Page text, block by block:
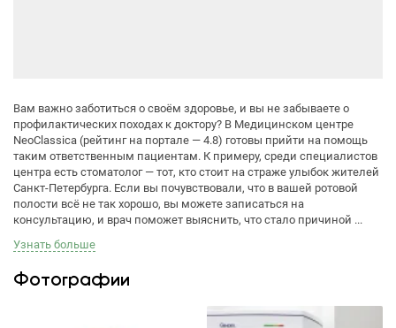
Вам важно заботиться о своём здоровье, и вы не забываете о
профилактических походах к доктору? В Медицинском центре
NeoClassica (рейтинг на портале — 4.8) готовы прийти на помощь
таким ответственным пациентам. К примеру, среди специалистов
центра есть стоматолог — тот, кто стоит на страже улыбок жителей
Санкт-Петербурга. Если вы почувствовали, что в вашей ротовой
полости всё не так хорошо, вы можете записаться на
консультацию, и врач поможет выяснить, что стало причиной ...
Узнать больше
Фотографии